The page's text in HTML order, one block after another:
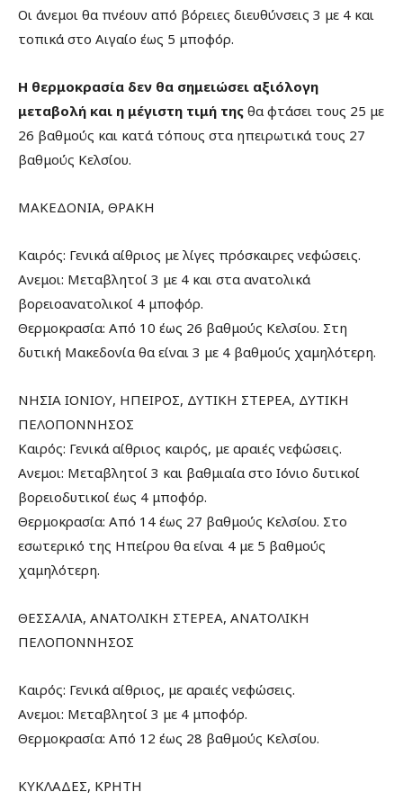
Οι άνεμοι θα πνέουν από βόρειες διευθύνσεις 3 με 4 και
τοπικά στο Αιγαίο έως 5 μποφόρ.
Η θερμοκρασία δεν θα σημειώσει αξιόλογη
μεταβολή και η μέγιστη τιμή της θα φτάσει τους 25 με
26 βαθμούς και κατά τόπους στα ηπειρωτικά τους 27
βαθμούς Κελσίου.
ΜΑΚΕΔΟΝΙΑ, ΘΡΑΚΗ
Καιρός: Γενικά αίθριος με λίγες πρόσκαιρες νεφώσεις.
Ανεμοι: Μεταβλητοί 3 με 4 και στα ανατολικά
βορειοανατολικοί 4 μποφόρ.
Θερμοκρασία: Από 10 έως 26 βαθμούς Κελσίου. Στη
δυτική Μακεδονία θα είναι 3 με 4 βαθμούς χαμηλότερη.
ΝΗΣΙΑ ΙΟΝΙΟΥ, ΗΠΕΙΡΟΣ, ΔΥΤΙΚΗ ΣΤΕΡΕΑ, ΔΥΤΙΚΗ
ΠΕΛΟΠΟΝΝΗΣΟΣ
Καιρός: Γενικά αίθριος καιρός, με αραιές νεφώσεις.
Ανεμοι: Μεταβλητοί 3 και βαθμιαία στο Ιόνιο δυτικοί
βορειοδυτικοί έως 4 μποφόρ.
Θερμοκρασία: Από 14 έως 27 βαθμούς Κελσίου. Στο
εσωτερικό της Ηπείρου θα είναι 4 με 5 βαθμούς
χαμηλότερη.
ΘΕΣΣΑΛΙΑ, ΑΝΑΤΟΛΙΚΗ ΣΤΕΡΕΑ, ΑΝΑΤΟΛΙΚΗ
ΠΕΛΟΠΟΝΝΗΣΟΣ
Καιρός: Γενικά αίθριος, με αραιές νεφώσεις.
Ανεμοι: Μεταβλητοί 3 με 4 μποφόρ.
Θερμοκρασία: Από 12 έως 28 βαθμούς Κελσίου.
ΚΥΚΛΑΔΕΣ, ΚΡΗΤΗ